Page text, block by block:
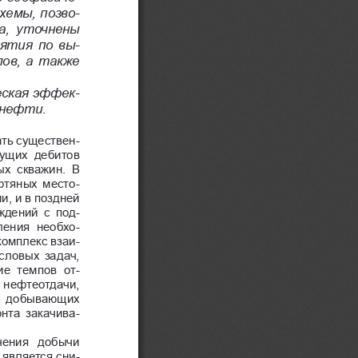
позво-
уточнены
по вы-
а также
эффек-
существен-
дебитов
скважин.  В
место-
и в поздней
с  под-
необхо-
взаи-
задач,
темпов  от-
добывающих
закачива-
добычи